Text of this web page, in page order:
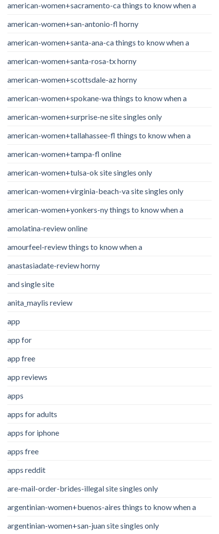
american-women+sacramento-ca things to know when a
american-women+san-antonio-fl horny
american-women+santa-ana-ca things to know when a
american-women+santa-rosa-tx horny
american-women+scottsdale-az horny
american-women+spokane-wa things to know when a
american-women+surprise-ne site singles only
american-women+tallahassee-fl things to know when a
american-women+tampa-fl online
american-women+tulsa-ok site singles only
american-women+virginia-beach-va site singles only
american-women+yonkers-ny things to know when a
amolatina-review online
amourfeel-review things to know when a
anastasiadate-review horny
and single site
anita_maylis review
app
app for
app free
app reviews
apps
apps for adults
apps for iphone
apps free
apps reddit
are-mail-order-brides-illegal site singles only
argentinian-women+buenos-aires things to know when a
argentinian-women+san-juan site singles only